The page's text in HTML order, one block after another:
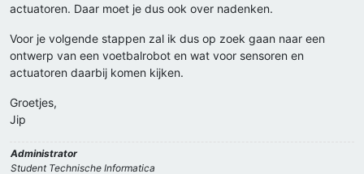
actuatoren. Daar moet je dus ook over nadenken.
Voor je volgende stappen zal ik dus op zoek gaan naar een
ontwerp van een voetbalrobot en wat voor sensoren en
actuatoren daarbij komen kijken.
Groetjes,
Jip
Administrator
Student Technische Informatica